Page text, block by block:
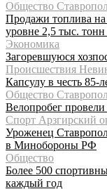
Общество
Продажи топлива на
уровне 2,5 тыс. тонн
Экономика
Загоревшуюся
Происшествия
Капсулу в честь 85-
Общество
Велопробег
Спорт Арзгирский
Уроженец
в Минобороны РФ
Общество
Более 500
каждый год